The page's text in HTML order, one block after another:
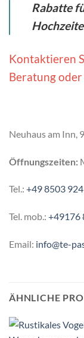
Rabatte
Kontaktieren
Beratung
Neuhaus am Inn,
Öffnungszeiten:
Tel.: +49 8503
Tel. mob.: +49176
Email: info@te-
ÄHNLICHE